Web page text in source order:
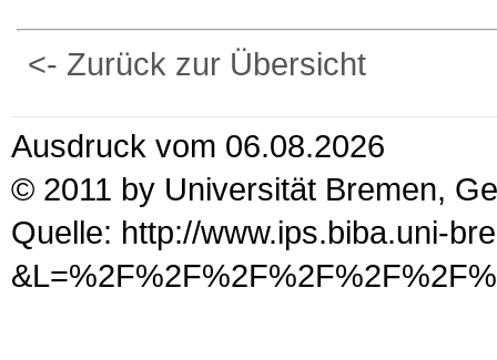
<- Zurück zur Übersicht
Ausdruck vom 06.08.2026
© 2011 by Universität Bremen,
Quelle: http://www.ips.biba.uni-